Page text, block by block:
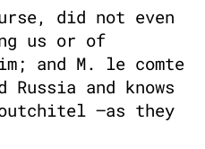
did not even
us or of
and M. le comte
and knows
–as they